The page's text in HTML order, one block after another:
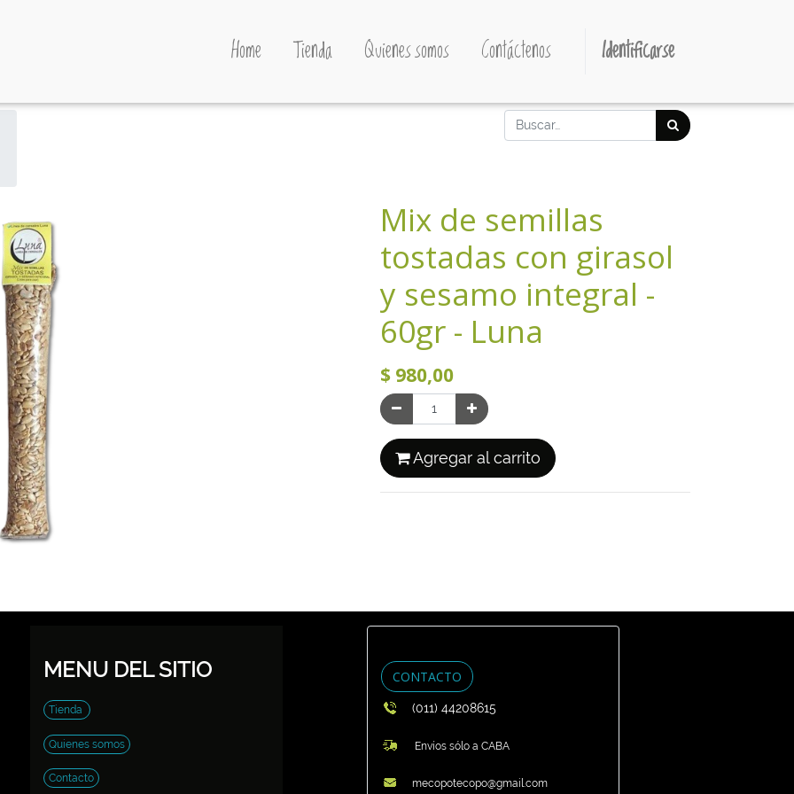
Home Tienda Quienes somos Contáctenos Identificarse
Mix de semillas
tostadas con girasol
y sesamo integral -
60gr - Luna
$ 980,00
Agregar al carrito
MENU DEL SITIO
Tienda
Quienes somos
Contacto
CONTACTO
(011) 44208615
Envíos sólo a CABA
mecopotecopo@gmail.com